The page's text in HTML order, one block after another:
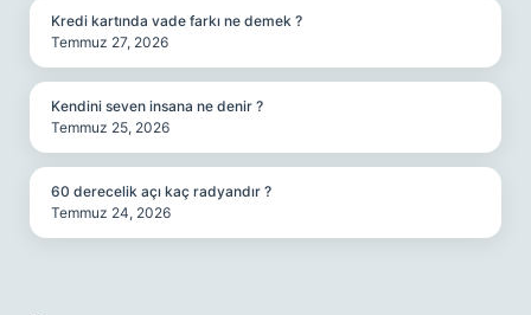
Kredi kartında vade farkı ne demek ?
Temmuz 27, 2026
Kendini seven insana ne denir ?
Temmuz 25, 2026
60 derecelik açı kaç radyandır ?
Temmuz 24, 2026